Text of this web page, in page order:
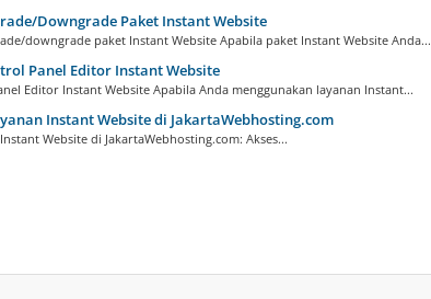
Downgrade Paket Instant Website
downgrade paket Instant Website Apabila paket Instant Website Anda...
Panel Editor Instant Website
Editor Instant Website Apabila Anda menggunakan layanan Instant...
Instant Website di JakartaWebhosting.com
Website di JakartaWebhosting.com: Akses...